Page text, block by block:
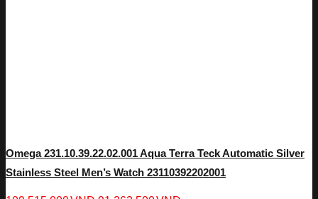
Omega 231.10.39.22.02.001 Aqua Terra Teck Automatic Silver
Stainless Steel Men’s Watch 23110392202001